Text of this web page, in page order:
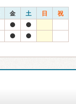
金 土 日 祝